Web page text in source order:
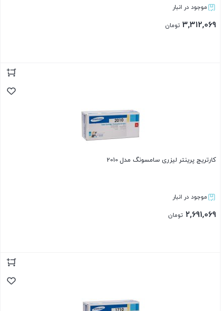
موجود در انبار
3,312,069 تومان
کارتریج پرینتر لیزری سامسونگ مدل 2010
موجود در انبار
2,691,069 تومان